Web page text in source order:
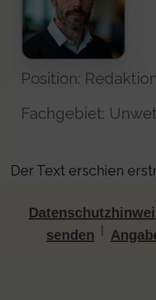
Position:
Fachgebiet:
Der Text erschien
senden |